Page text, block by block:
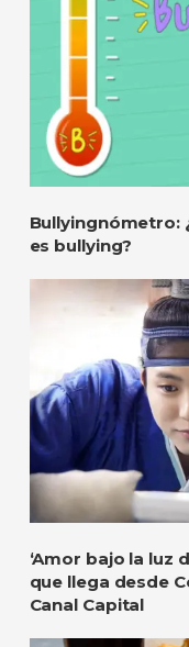
Bullyingnómetro:
es bullying?
‘Amor bajo la luz
que llega desde
Canal Capital